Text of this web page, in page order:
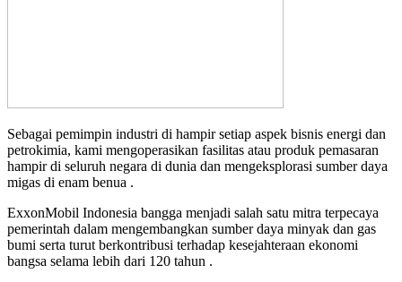
Sebagai pemimpin industri di hampir setiap aspek bisnis energi dan
petrokimia, kami mengoperasikan fasilitas atau produk pemasaran
hampir di seluruh negara di dunia dan mengeksplorasi sumber daya
migas di enam benua .
ExxonMobil Indonesia bangga menjadi salah satu mitra terpecaya
pemerintah dalam mengembangkan sumber daya minyak dan gas
bumi serta turut berkontribusi terhadap kesejahteraan ekonomi
bangsa selama lebih dari 120 tahun .